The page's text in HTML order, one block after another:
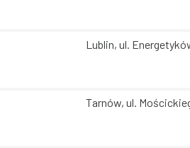
Lublin, ul.
Tarnów, ul.